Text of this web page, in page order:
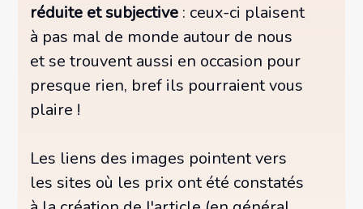
réduite et subjective : ceux-ci plaisent
à pas mal de monde autour de nous
et se trouvent aussi en occasion pour
presque rien, bref ils pourraient vous
plaire !
Les liens des images pointent vers
les sites où les prix ont été constatés